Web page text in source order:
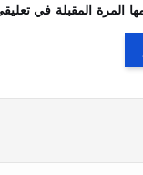
المرة المقبلة في